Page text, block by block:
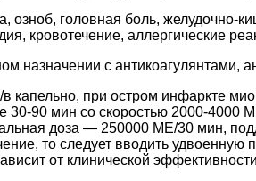
озноб, головная боль, желудочно-
кровотечение, аллергические
назначении с антикоагулянтами,
в капельно, при остром инфаркте
30-90 мин со скоростью 2000-4000
доза — 250000 МЕ/30 мин,
то следует вводить
от клинической